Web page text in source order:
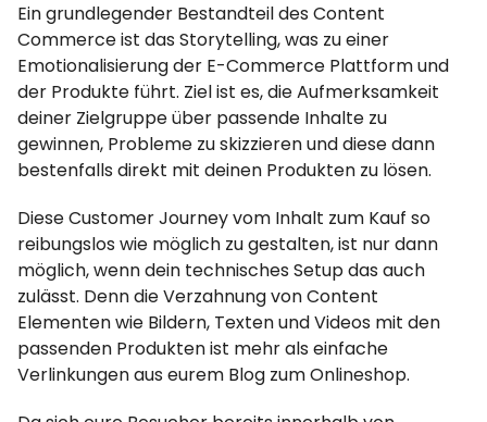
Ein grundlegender Bestandteil des Content
Commerce ist das Storytelling, was zu einer
Emotionalisierung der E-Commerce Plattform und
der Produkte führt. Ziel ist es, die Aufmerksamkeit
deiner Zielgruppe über passende Inhalte zu
gewinnen, Probleme zu skizzieren und diese dann
bestenfalls direkt mit deinen Produkten zu lösen.
Diese Customer Journey vom Inhalt zum Kauf so
reibungslos wie möglich zu gestalten, ist nur dann
möglich, wenn dein technisches Setup das auch
zulässt. Denn die Verzahnung von Content
Elementen wie Bildern, Texten und Videos mit den
passenden Produkten ist mehr als einfache
Verlinkungen aus eurem Blog zum Onlineshop.